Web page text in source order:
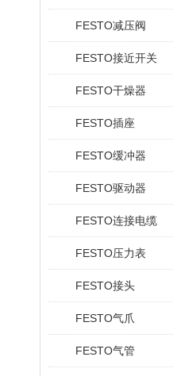
FESTO减压阀
FESTO接近开关
FESTO干燥器
FESTO插座
FESTO缓冲器
FESTO驱动器
FESTO连接电缆
FESTO压力表
FESTO接头
FESTO气爪
FESTO气管